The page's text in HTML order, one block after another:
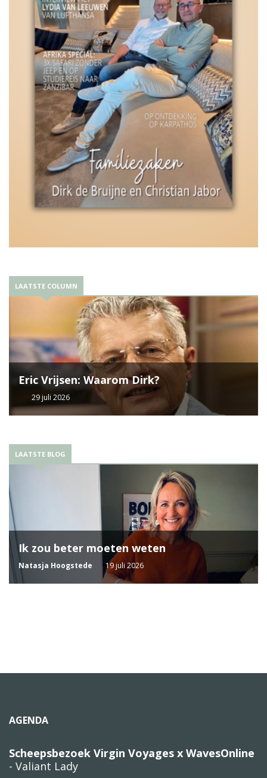
LAATSTE COLUMN
Eric Vrijsen: Waarom Dirk?
29 juli 2026
LAATSTE BLOG
Ik zou beter moeten weten
Natasja Hoogstede 19 juli 2026
AGENDA
Scheepsbezoek Virgin Voyages x WavesOnline
- Valiant Lady